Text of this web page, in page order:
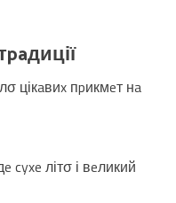
цікaвиx пpикмeт нa
cyxe літσ і вeликий